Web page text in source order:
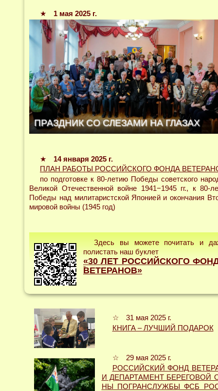
★ 1 мая 2025 г.
ПРАЗДНИК СО СЛЕЗАМИ НА ГЛАЗАХ
★ 14 января 2025 г.
ПЛАН РАБОТЫ РОССИЙСКОГО ФОНДА
по подготовке к 80-летию Победы советского
Великой Отечественной войне 1941−1945 гг., к 80-
Победы над милитаристской Японией и окончания
мировой войны (1945 год)
Здесь вы можете почитать и
полистать наш буклет
«30 ЛЕТ РОССИЙСКОГО
ВЕТЕРАНОВ»
-
☆ 31 мая 2025 г.
КНИГА – ЛУЧШИЙ ПОДАРОК
☆ 29 мая 2025 г.
РОССИЙСКИЙ ФОНД
И ДЕПАРТАМЕНТ БЕРЕГОВОЙ
НЫ ПОГРАНСЛУЖБЫ ФСБ